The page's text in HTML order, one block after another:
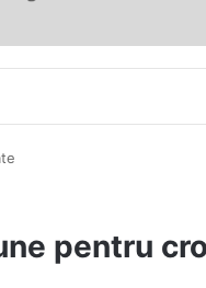
pentru